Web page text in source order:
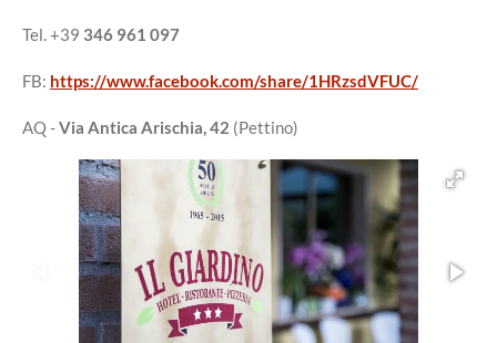
Tel. +39 346 961 097
FB: https://www.facebook.com/share/1HRzsdVFUC/
AQ -Via Antica Arischia, 42 (Pettino)